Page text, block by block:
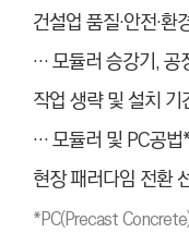
건설업 품질·안전·환
… 모듈러 승강기, 공
작업 생략 및 설치 기
… 모듈러 및 PC공법
현장 패러다임 전환
*PC(Precast